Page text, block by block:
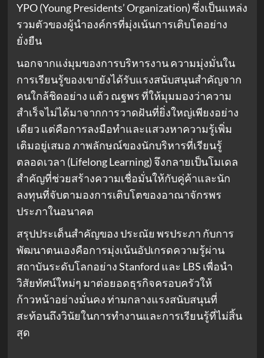
YPO (Young Presidents’ Organization) ซึ่งเป็นแหล่ง
รวมตัวของผู้นำองค์กรที่มุ่งเน้นการเติบโตอย่าง
ยั่งยืน
นอกจากแง่มุมของการบริหารงาน ความมุ่งมั่นใน
การเรียนรู้ของเขายังได้รับแรงสนับสนุนสำคัญจาก
คนใกล้ชิดอย่าง แต้ว ณฐพร ที่ให้มุมมองว่าความ
สำเร็จไม่ได้มาจากการวาดฝันที่ยิ่งใหญ่เพียงอย่าง
เดียว แต่คือการลงมือทำและแสวงหาความรู้เพิ่ม
เติมอยู่เสมอ ภาพลักษณ์ของนักบริหารที่เรียนรู้
ตลอดเวลา (Lifelong Learning) จึงกลายเป็นโมเดล
สำคัญที่ช่วยสร้างความเชื่อมั่นให้กับคู่ค้าและนัก
ลงทุนที่จับตามองการเติบโตของอาณาจักรพร
ประภาในอนาคต
สรุปประเด็นสำคัญของ ประณัย พรประภา กับการ
พัฒนาตนเองคือการมุ่งเน้นอัปเกรดความรู้ผ่าน
สถาบันระดับโลกอย่าง Stanford และ LBS เพื่อนำ
วิสัยทัศน์ใหม่ๆ มาต่อยอดธุรกิจครอบครัวให้
ก้าวหน้าอย่างมั่นคง ท่ามกลางแรงสนับสนุนที่
สะท้อนถึงวินัยในการทำงานและการเรียนรู้ที่ไม่สิ้น
สุด